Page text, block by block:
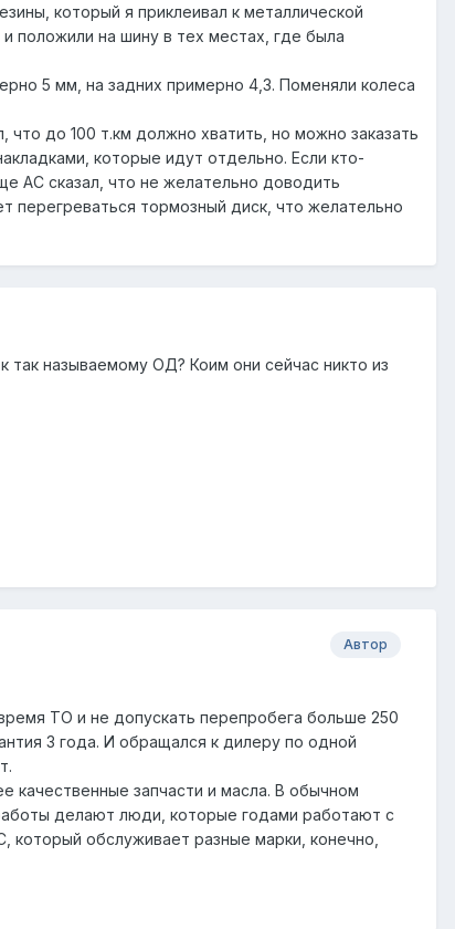
который я приклеивал к металлической
положили на шину в тех местах, где была
5 мм, на задних примерно 4,3. Поменяли колеса
до 100 т.км должно хватить, но можно заказать
которые идут отдельно. Если кто-
АС сказал, что не желательно доводить
перегреваться тормозный диск, что желательно
так называемому ОД? Коим они сейчас никто из
Автор
ТО и не допускать перепробега больше 250
3 года. И обращался к дилеру по одной
запчасти и масла. В обычном
делают люди, которые годами работают с
который обслуживает разные марки, конечно,